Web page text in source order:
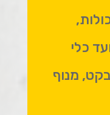
כלי
מנוף